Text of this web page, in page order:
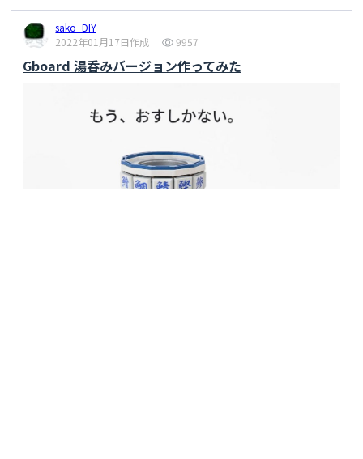
sako_DIY
2022年01月17日作成
9957
Gboard 湯呑みバージョン作ってみた